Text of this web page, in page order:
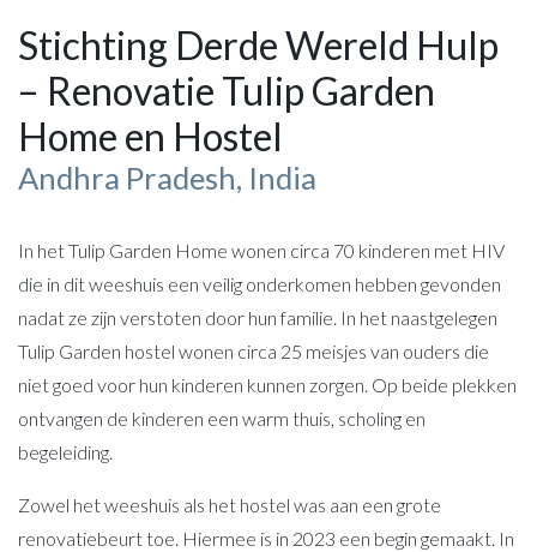
Stichting Derde Wereld Hulp
– Renovatie Tulip Garden
Home en Hostel
Andhra Pradesh, India
In het Tulip Garden Home wonen circa 70 kinderen met HIV
die in dit weeshuis een veilig onderkomen hebben gevonden
nadat ze zijn verstoten door hun familie. In het naastgelegen
Tulip Garden hostel wonen circa 25 meisjes van ouders die
niet goed voor hun kinderen kunnen zorgen. Op beide plekken
ontvangen de kinderen een warm thuis, scholing en
begeleiding.
Zowel het weeshuis als het hostel was aan een grote
renovatiebeurt toe. Hiermee is in 2023 een begin gemaakt. In